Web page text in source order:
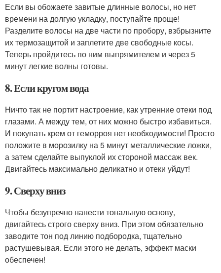
Если вы обожаете завитые длинные волосы, но нет
времени на долгую укладку, поступайте проще!
Разделите волосы на две части по пробору, взбрызните
их термозащитой и заплетите две свободные косы.
Теперь пройдитесь по ним выпрямителем и через 5
минут легкие волны готовы.
8. Если кругом вода
Ничто так не портит настроение, как утренние отеки под
глазами. А между тем, от них можно быстро избавиться.
И покупать крем от геморроя нет необходимости! Просто
положите в морозилку на 5 минут металлические ложки,
а затем сделайте выпуклой их стороной массаж век.
Двигайтесь максимально деликатно и отеки уйдут!
9. Сверху вниз
Чтобы безупречно нанести тональную основу,
двигайтесь строго сверху вниз. При этом обязательно
заводите тон под линию подбородка, тщательно
растушевывая. Если этого не делать, эффект маски
обеспечен!